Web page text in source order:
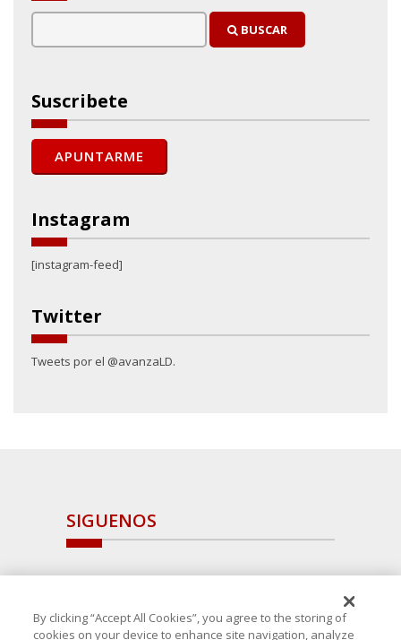
BUSCAR
Suscribete
Instagram
[instagram-feed]
Twitter
Tweets por el @avanzaLD.
SIGUENOS
By clicking “Accept All Cookies”, you agree to the storing of
cookies on your device to enhance site navigation, analyze